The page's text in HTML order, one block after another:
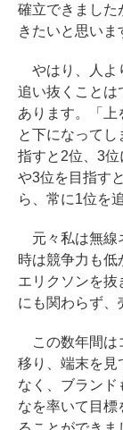
確立できました
きたいと思いま
やはり、人よ
追い抜くことは
あります。「上
と下になってし
指すと2位、3
や3位を目指す
ら、常に1位を
元々私は無線
時は競争力も低
エリクソンを抜
にも関わらず、
この数年間は
移り、端末を見
なく、ブランド
なを率いて目標